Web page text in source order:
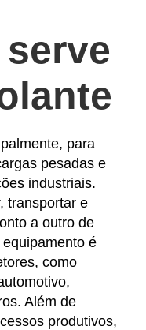
para
pesadas e
industriais.
transportar e
a outro de
é
como
Além de
produtivos,